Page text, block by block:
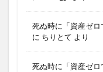
死ぬ時に「資産ゼ
に ちりとて より
死ぬ時に「資産ゼ